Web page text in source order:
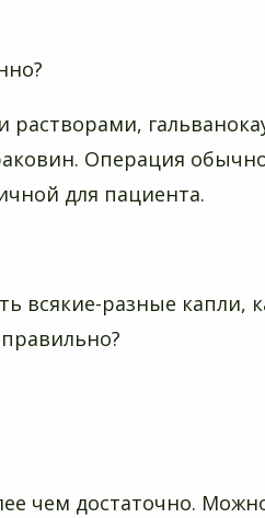
Операция
для пациента.
всякие-разные капли,
чем достаточно.